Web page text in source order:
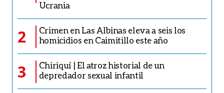
Ucrania
2
Crimen en Las Albinas eleva a seis los
homicidios en Caimitillo este año
3
Chiriquí | El atroz historial de un
depredador sexual infantil